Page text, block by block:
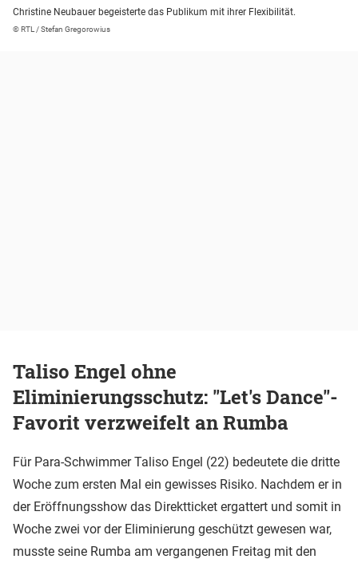
Christine Neubauer begeisterte das Publikum mit ihrer Flexibilität.
© RTL / Stefan Gregorowius
Taliso Engel ohne
Eliminierungsschutz: "Let's Dance"-
Favorit verzweifelt an Rumba
Für Para-Schwimmer Taliso Engel (22) bedeutete die dritte
Woche zum ersten Mal ein gewisses Risiko. Nachdem er in
der Eröffnungsshow das Direktticket ergattert und somit in
Woche zwei vor der Eliminierung geschützt gewesen war,
musste seine Rumba am vergangenen Freitag mit den